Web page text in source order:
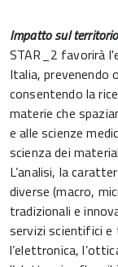
Impatto sul territorio
STAR_2 favorirà
Italia, prevenendo
consentendo la
materie che
e alle scienze
scienza dei
L’analisi, la
diverse (macro,
tradizionali e
servizi scientifici e
l’elettronica,